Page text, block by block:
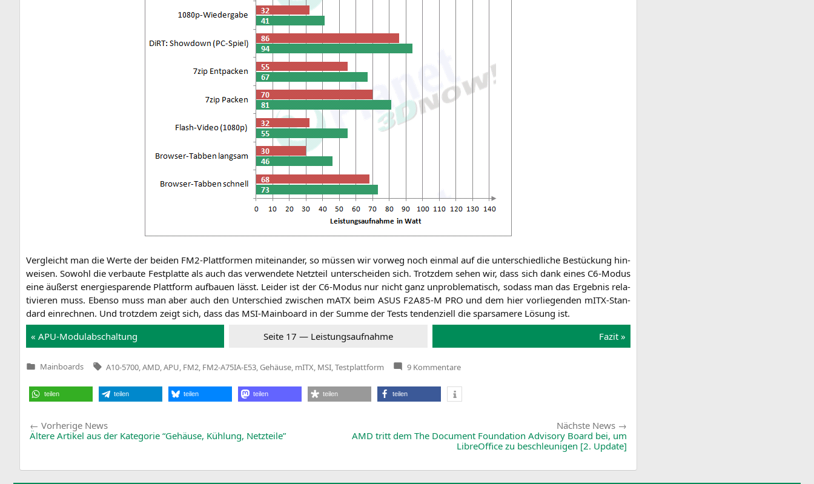
Ver­gleicht man die Wer­te der bei­den FM2-Platt­for­men mit­ein­an­der, so müs­sen wir vor­weg noch ein­mal auf die unter­schied­li­che Bestü­ckung hin­
wei­sen. Sowohl die ver­bau­te Fest­plat­te als auch das ver­wen­de­te Netz­teil unter­schei­den sich. Trotz­dem sehen wir, dass sich dank eines C6-Modus
eine äußerst ener­gie­spa­ren­de Platt­form auf­bau­en lässt. Lei­der ist der C6-Modus nur nicht ganz unpro­ble­ma­tisch, sodass man das Ergeb­nis rela­
ti­vie­ren muss. Eben­so muss man aber auch den Unter­schied zwi­schen mATX beim ASUS F2A85‑M PRO und dem hier vor­lie­gen­den mITX-Stan­
dard ein­rech­nen. Und trotz­dem zeigt sich, dass das MSI-Main­board in der Sum­me der Tests ten­den­zi­ell die spar­sa­me­re Lösung ist.
« APU-Modul­ab­schal­tung
Sei­te 17 — Leis­tungs­auf­nah­me Fazit »
Veröffentlicht
Mainboards Tags:
A10-5700 AMD APU FM2 FM2-A75IA-E53 Gehäuse mITX MSI Testplattform 9 Kommentarezu
Die
Basis
für
MSIs
FM2-
A75IA-
teilen teilen teilen teilen teilen teilen
Beitragsnavigation
Vorherige NewsVorherige
News:
Ältere Artikel aus der Kategorie “Gehäuse, Kühlung, Netzteile”
Nächste News
AMD tritt dem The Document Foundation Advisory Board bei, um
LibreOffice zu beschleunigen [2. Update]